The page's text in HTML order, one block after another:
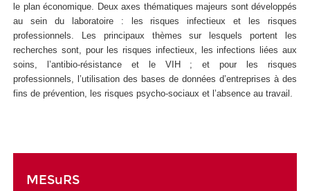
le plan économique. Deux axes thématiques majeurs sont développés
au sein du laboratoire : les risques infectieux et les risques
professionnels. Les principaux thèmes sur lesquels portent les
recherches sont, pour les risques infectieux, les infections liées aux
soins, l’antibio-résistance et le VIH ; et pour les risques
professionnels, l’utilisation des bases de données d’entreprises à des
fins de prévention, les risques psycho-sociaux et l’absence au travail.
MESuRS